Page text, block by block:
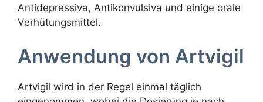
Antidepressiva, Antikonvulsiva und einige orale
Verhütungsmittel.
Anwendung von Artvigil
Artvigil wird in der Regel einmal täglich